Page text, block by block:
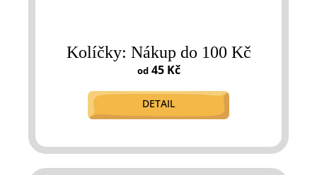
Kolíčky: Nákup do 100 Kč
od45 Kč
DETAIL